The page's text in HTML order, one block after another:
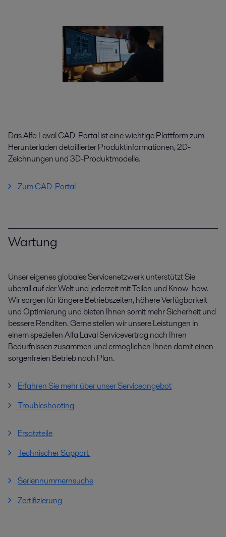
Das Alfa Laval CAD-Portal ist eine wichtige Plattform zum
Herunterladen detaillierter Produktinformationen, 2D-
Zeichnungen und 3D-Produktmodelle.
Zum CAD-Portal
Wartung
Unser eigenes globales Servicenetzwerk unterstützt Sie
überall auf der Welt und jederzeit mit Teilen und Know-how.
Wir sorgen für längere Betriebszeiten, höhere Verfügbarkeit
und Optimierung und bieten Ihnen somit mehr Sicherheit und
bessere Renditen. Gerne stellen wir unsere Leistungen in
einem speziellen Alfa Laval Servicevertrag nach Ihren
Bedürfnissen zusammen und ermöglichen Ihnen damit einen
sorgenfreien Betrieb nach Plan.
Erfahren Sie mehr über unser Serviceangebot
Troubleshooting
Ersatzteile
Technischer Support
Seriennummernsuche
Zertifizierung